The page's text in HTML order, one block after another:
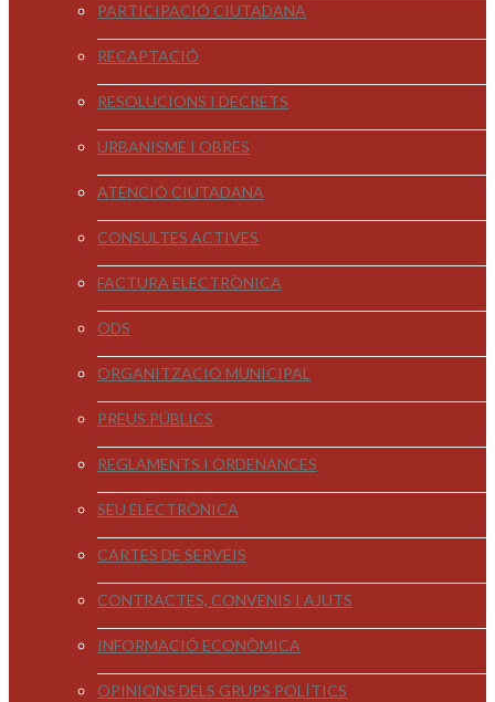
PARTICIPACIÓ CIUTADANA
RECAPTACIÓ
RESOLUCIONS I DECRETS
URBANISME I OBRES
ATENCIÓ CIUTADANA
CONSULTES ACTIVES
FACTURA ELECTRÒNICA
ODS
ORGANITZACIÓ MUNICIPAL
PREUS PÚBLICS
REGLAMENTS I ORDENANCES
SEU ELECTRÒNICA
CARTES DE SERVEIS
CONTRACTES, CONVENIS I AJUTS
INFORMACIÓ ECONÒMICA
OPINIONS DELS GRUPS POLÍTICS